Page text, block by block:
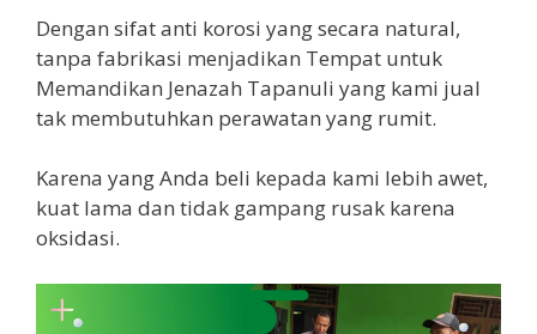
Dengan sifat anti korosi yang secara natural,
tanpa fabrikasi menjadikan Tempat untuk
Memandikan Jenazah Tapanuli yang kami jual
tak membutuhkan perawatan yang rumit.
Karena yang Anda beli kepada kami lebih awet,
kuat lama dan tidak gampang rusak karena
oksidasi.